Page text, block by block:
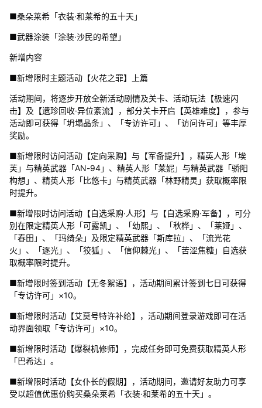
■桑朵莱希「衣装·和莱希的五十天」
■武器涂装「涂装·沙民的希望」
新增内容
■新增限时主题活动【火花之罪】上篇
活动期间，将逐步开放全新活动剧情及关卡、活动玩法【极速闪
击】及【遗珍回收·异位紊流】，部分关卡开启【英雄难度】，参与
活动即可获得「坍塌晶条」、「专访许可」、「访问许可」等丰厚
奖励。
■新增限时访问活动【定向采购】与【军备提升】，精英人形「埃
芙」与精英武器「AN-94」、精英人形「莱妮」与精英武器「骄阳
构想」、精英人形「比悠卡」与精英武器「林野精灵」获取概率限
时提升。
■新增限时访问活动【自选采购·人形】与【自选采购·军备】，可分
别在限定精英人形「可露凯」、「幼熙」、「秋桦」、「莱娅」、
「春田」、「玛绮朵」及限定精英武器「斯库拉」、「流光花
火」、「逐光」、「狡狐」、「信仰棘光」、「苦涩焦糖」自选获
取概率限时提升。
■新增限时签到活动【无冬絮语】，活动期间累计签到七日可获得
「专访许可」×10。
■新增限时活动【艾莫号特许补给】，活动期间登录游戏即可在活
动界面领取「专访许可」×10。
■新增限时活动【爆裂机修师】，完成任务即可免费获取精英人形
「巴希达」。
■新增限时活动【女仆长的假期】，活动期间，邀请好友助力可享
受以超值优惠价购买桑朵莱希「衣装·和莱希的五十天」。